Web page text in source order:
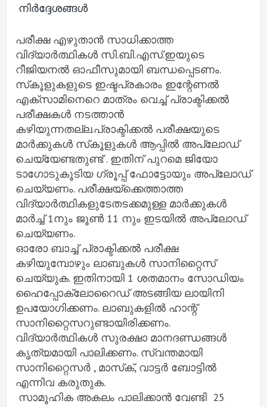
നിർദ്ദേശങ്ങൾ
പരീക്ഷ എഴുതാന്‍ സാധിക്കാത്ത
വിദ്യാര്‍ത്ഥികള്‍ സി.ബി.എസ്.ഇയുടെ
റീജിയനല്‍ ഓഫീസുമായി ബന്ധപ്പെടണം.
സ്‌കൂളുകളുടെ ഇഷ്ടപ്രകാരം ഇന്റേണല്‍
എക്‌സാമിനെറെ മാത്രം വെച്ച്‌ പ്രാക്ടിക്കല്‍
പരീക്ഷകള്‍ നടത്താൻ
കഴിയുന്നതല്ല.പ്രാക്ടിക്കല്‍ പരീക്ഷയുടെ
മാര്‍ക്കുകള്‍ സ്‌കൂളുകള്‍ ആപ്പില്‍ അപ്ലോഡ്
ചെയ്യേണ്ടതുണ്ട് . ഇതിന് പുറമെ ജിയോ
ടാഗോടുകൂടിയ ഗ്രൂപ്പ് ഫോട്ടോയും അപ്ലോഡ്
ചെയ്യണം. പരീക്ഷയ്‌ക്കെത്താത്ത
വിദ്യാര്‍ത്ഥികളുടേതടക്കമുള്ള മാര്‍ക്കുകള്‍
മാര്‍ച്ച്‌ 1നും ജൂണ്‍ 11 നും ഇടയില്‍ അപ്ലോഡ്
ചെയ്യണം.
ഓരോ ബാച്ച്‌ പ്രാക്ടിക്കല്‍ പരീക്ഷ
കഴിയുമ്പോഴും ലാബുകള്‍ സാനിറ്റൈസ്
ചെയ്യുക. ഇതിനായി 1 ശതമാനം സോഡിയം
ഹൈപ്പോക്ലോറൈഡ് അടങ്ങിയ ലായിനി
ഉപയോഗിക്കണം. ലാബുകളില്‍ ഹാന്റ്
സാനിറ്റൈസറുണ്ടായിരിക്കണം.
വിദ്യാര്‍ത്ഥികള്‍ സുരക്ഷാ മാനദണ്ഡങ്ങള്‍
കൃത്യമായി പാലിക്കണം. സ്വന്തമായി
സാനിറ്റൈസർ , മാസ്‌ക്, വാട്ടര്‍ ബോട്ടില്‍
എന്നിവ കരുതുക.
സാമൂഹിക അകലം പാലിക്കാൻ വേണ്ടി 25